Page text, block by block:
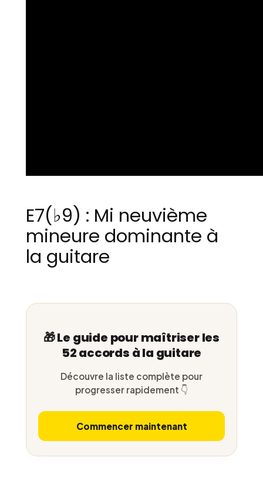
E7(♭9) : Mi neuvième
mineure dominante à
la guitare
🎁 Le guide pour maîtriser les
52 accords à la guitare
Découvre la liste complète pour
progresser rapidement 👇
Commencer maintenant